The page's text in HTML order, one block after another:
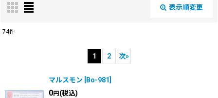
表示順変更
並び順:
74件
1 2 次»
マルスモン Bo-981
0円(税込)